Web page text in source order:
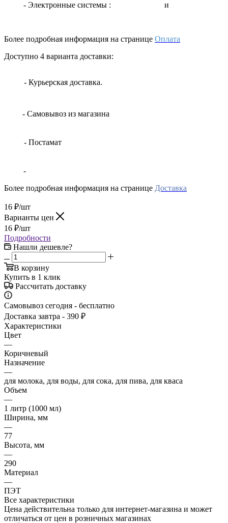
- Электронные системы : и
Более подробная информация на странице Оплата
Доступно 4 варианта доставки:
- Курьерская доставка.
- Самовывоз из магазина
- Постамат
-
Более подробная информация на странице Доставка
16 ₽/шт
Варианты цен
16 ₽/шт
Подробности
Нашли дешевле?
В корзину
Купить в 1 клик
Рассчитать доставку
Самовывоз сегодня - бесплатно
Доставка завтра - 390 ₽
Характеристики
Цвет
—
Коричневый
Назначение
—
для молока, для воды, для сока, для пива, для кваса
Объем
—
1 литр (1000 мл)
Ширина, мм
—
77
Высота, мм
—
290
Материал
—
ПЭТ
Все характеристики
Цена действительна только для интернет-магазина и может
отличаться от цен в розничных магазинах